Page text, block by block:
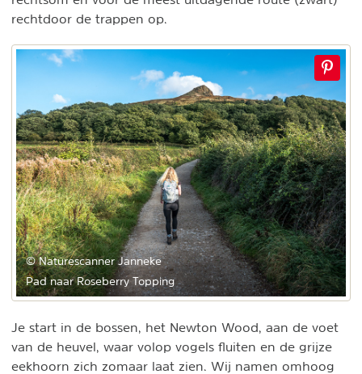
rechtdoor de trappen op.
© Naturescanner Janneke
Pad naar Roseberry Topping
Je start in de bossen, het Newton Wood, aan de voet
van de heuvel, waar volop vogels fluiten en de grijze
eekhoorn zich zomaar laat zien. Wij namen omhoog